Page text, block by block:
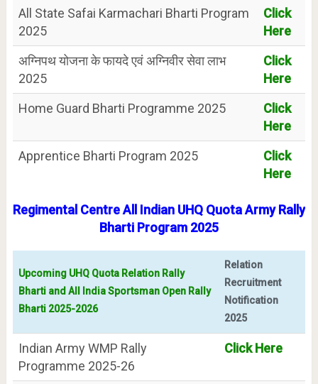
All State Safai Karmachari Bharti Program
2025
Click
Here
अग्निपथ योजना के फायदे एवं अग्निवीर सेवा लाभ
2025
Click
Here
Home Guard Bharti Programme 2025
Click
Here
Apprentice Bharti Program 2025
Click
Here
Regimental Centre All Indian UHQ Quota Army Rally
Bharti Program 2025
Upcoming UHQ Quota Relation Rally
Bharti and All India Sportsman Open Rally
Bharti 2025-2026
Relation
Recruitment
Notification
2025
Indian Army WMP Rally
Programme 2025-26
Click Here